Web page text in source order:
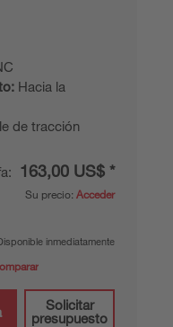
Hacia la
de tracción
163,00 US$ *
Su precio: Acceder
inmediatamente
Solicitar
presupuesto